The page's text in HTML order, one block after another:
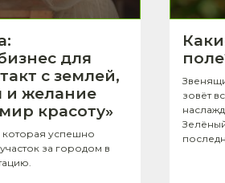
для
с землей,
и желание
красоту»
которая успешно
за городом в
зовёт